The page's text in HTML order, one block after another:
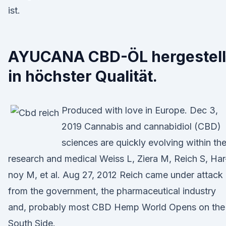
ist.
AYUCANA CBD-ÖL
in höchster Qualität.
Produced with love in Europe. Dec 3,
2019 Cannabis and cannabidiol (CBD)
sciences are quickly evolving within the
research and medical Weiss L, Ziera M, Reich S,
noy M, et al. Aug 27, 2012 Reich came under attack
from the government, the pharmaceutical industry
and, probably most CBD Hemp World Opens on the
South Side.